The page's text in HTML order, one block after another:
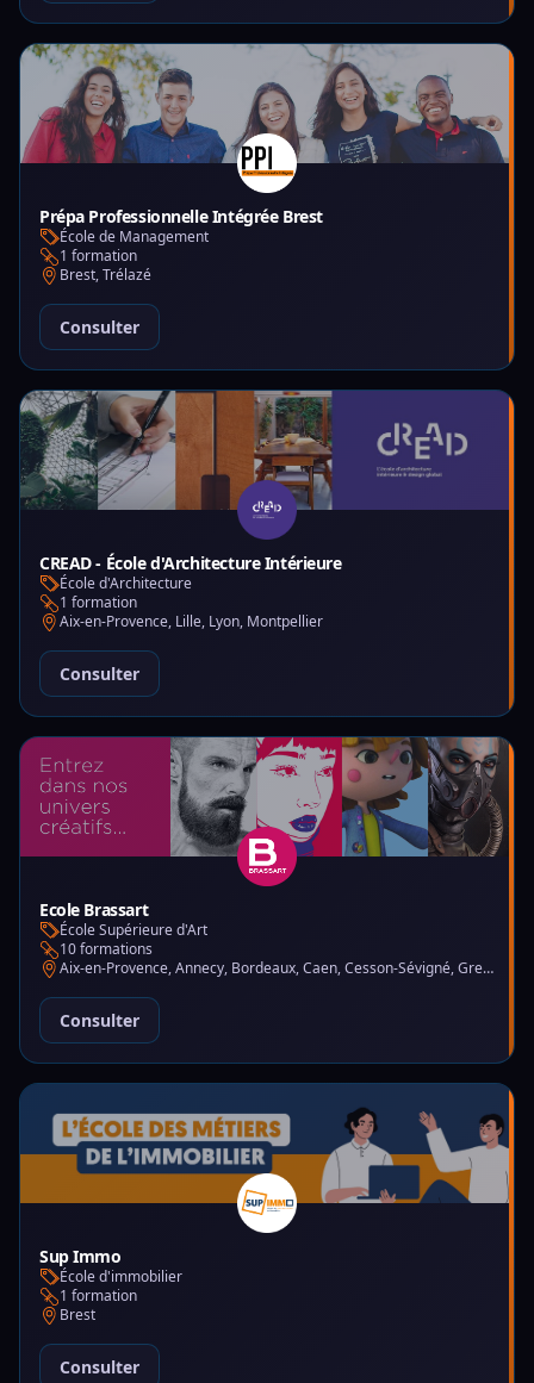
Prépa Professionnelle Intégrée Brest
École de Management
1 formation
Brest, Trélazé
Consulter
CREAD - École d'Architecture Intérieure
École d'Architecture
1 formation
Aix-en-Provence, Lille, Lyon, Montpellier
Consulter
Ecole Brassart
École Supérieure d'Art
10 formations
Aix-en-Provence, Annecy, Bordeaux, Caen, Cesson-Sévigné, Grenoble, Lille, Lyon, Montpellier, Nantes, Nice, Paris, Toulouse, Tours
Consulter
Sup Immo
École d'immobilier
1 formation
Brest
Consulter